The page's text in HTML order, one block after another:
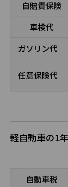
自賠責保険
車検代
ガソリン代
任意保険代
軽自動車の1
自動車税